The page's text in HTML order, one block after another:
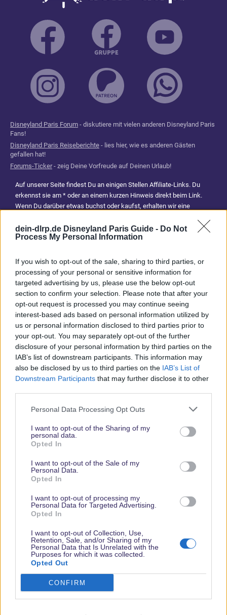
dein-dlrp.de Disneyland Paris Guide - Do Not
Process My Personal Information
If you wish to opt-out of the sale, sharing to third parties, or
processing of your personal or sensitive information for
targeted advertising by us, please use the below opt-out
section to confirm your selection. Please note that after your
opt-out request is processed you may continue seeing
interest-based ads based on personal information utilized by
us or personal information disclosed to third parties prior to
your opt-out. You may separately opt-out of the further
disclosure of your personal information by third parties on the
IAB’s list of downstream participants. This information may
also be disclosed by us to third parties on the IAB’s List of
Downstream Participants that may further disclose it to other
Personal Data Processing Opt Outs
I want to opt-out of the Sharing of my
personal data.
Opted In
I want to opt-out of the Sale of my
Personal Data.
Opted In
I want to opt-out of processing my
Personal Data for Targeted Advertising.
Opted In
I want to opt-out of Collection, Use,
Retention, Sale, and/or Sharing of my
Personal Data that Is Unrelated with the
Purposes for which it was collected.
Opted Out
CONFIRM
Disneyland Paris Forum - diskutiere mit vielen anderen Disneyland Paris
Fans!
Disneyland Paris Reiseberichte - lies hier, wie es anderen Gästen
gefallen hat!
Forums-Ticker- zeig Deine Vorfreude auf Deinen Urlaub!
Auf unserer Seite findest Du an einigen Stellen Affiliate-Links. Du
erkennst sie am * oder an einem kurzen Hinweis direkt beim Link.
Wenn Du darüber etwas buchst oder kaufst, erhalten wir eine
Du uns, unsere Reiseführer, Tipps und Planungsinhalte weiterhin
kostenlos anzubieten. Vielen Dank für Deine Unterstützung.
Abonniere jetzt unsere magischen News aus den
Parks
Keine Angebote verpassen
Aktuelle News
Spannende Lesetipps
Gratis und jederzeit kündbar
dass Du unsere
Schau
© dein-dlrp | Einige Elemente ©Disney. dein-dlrp ist ein Reiseführer für
Disney Company", "EuroDisney S.C.A." oder deren Tochter- sowie
Partnerunternehmen.
Impressum|Datenschutzerklärung